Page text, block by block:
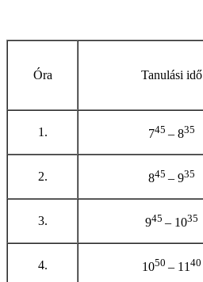
Óra Tanulási idő
1. 745 – 835
2. 845 – 935
3. 945 – 1035
4. 1050 – 11 40